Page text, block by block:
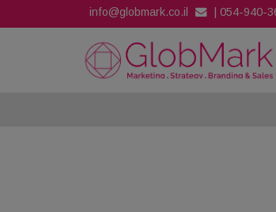
info@globmark.co.il 054-940-